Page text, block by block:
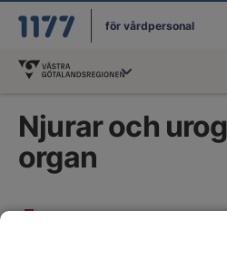
för vårdpersonal
Du har valt region
Njurar och
organ